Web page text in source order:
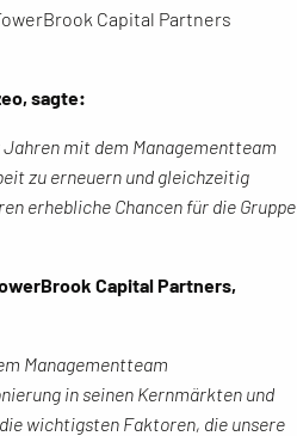
Capital Partners
sagte:
mit dem Managementteam
zu erneuern und gleichzeitig
erhebliche Chancen für die Gruppe
Capital Partners,
Managementteam
in seinen Kernmärkten und
wichtigsten Faktoren, die unsere